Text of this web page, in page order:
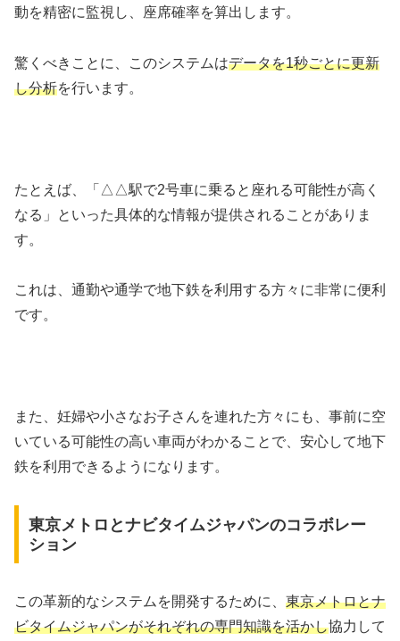
動を精密に監視し、座席確率を算出します。
驚くべきことに、このシステムはデータを1秒ごとに更新
し分析を行います。
たとえば、「△△駅で2号車に乗ると座れる可能性が高く
なる」といった具体的な情報が提供されることがありま
す。
これは、通勤や通学で地下鉄を利用する方々に非常に便利
です。
また、妊婦や小さなお子さんを連れた方々にも、事前に空
いている可能性の高い車両がわかることで、安心して地下
鉄を利用できるようになります。
東京メトロとナビタイムジャパンのコラボレー
ション
この革新的なシステムを開発するために、 東京メトロとナ
ビタイムジャパンがそれぞれの専門知識を活かし協力して